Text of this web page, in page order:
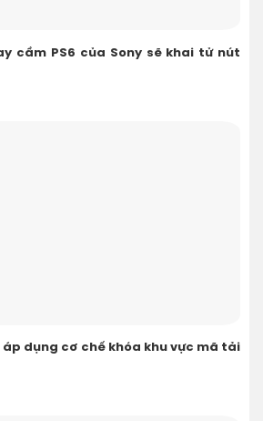
cầm PS6 của Sony sẽ khai tử nút
áp dụng cơ chế khóa khu vực mã tải